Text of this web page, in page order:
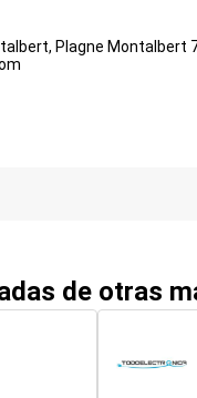
Plagne Montalbert
de otras